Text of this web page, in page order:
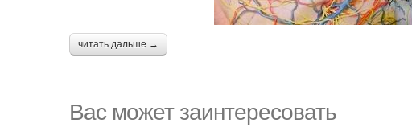
читать дальше →
Вас может заинтересовать